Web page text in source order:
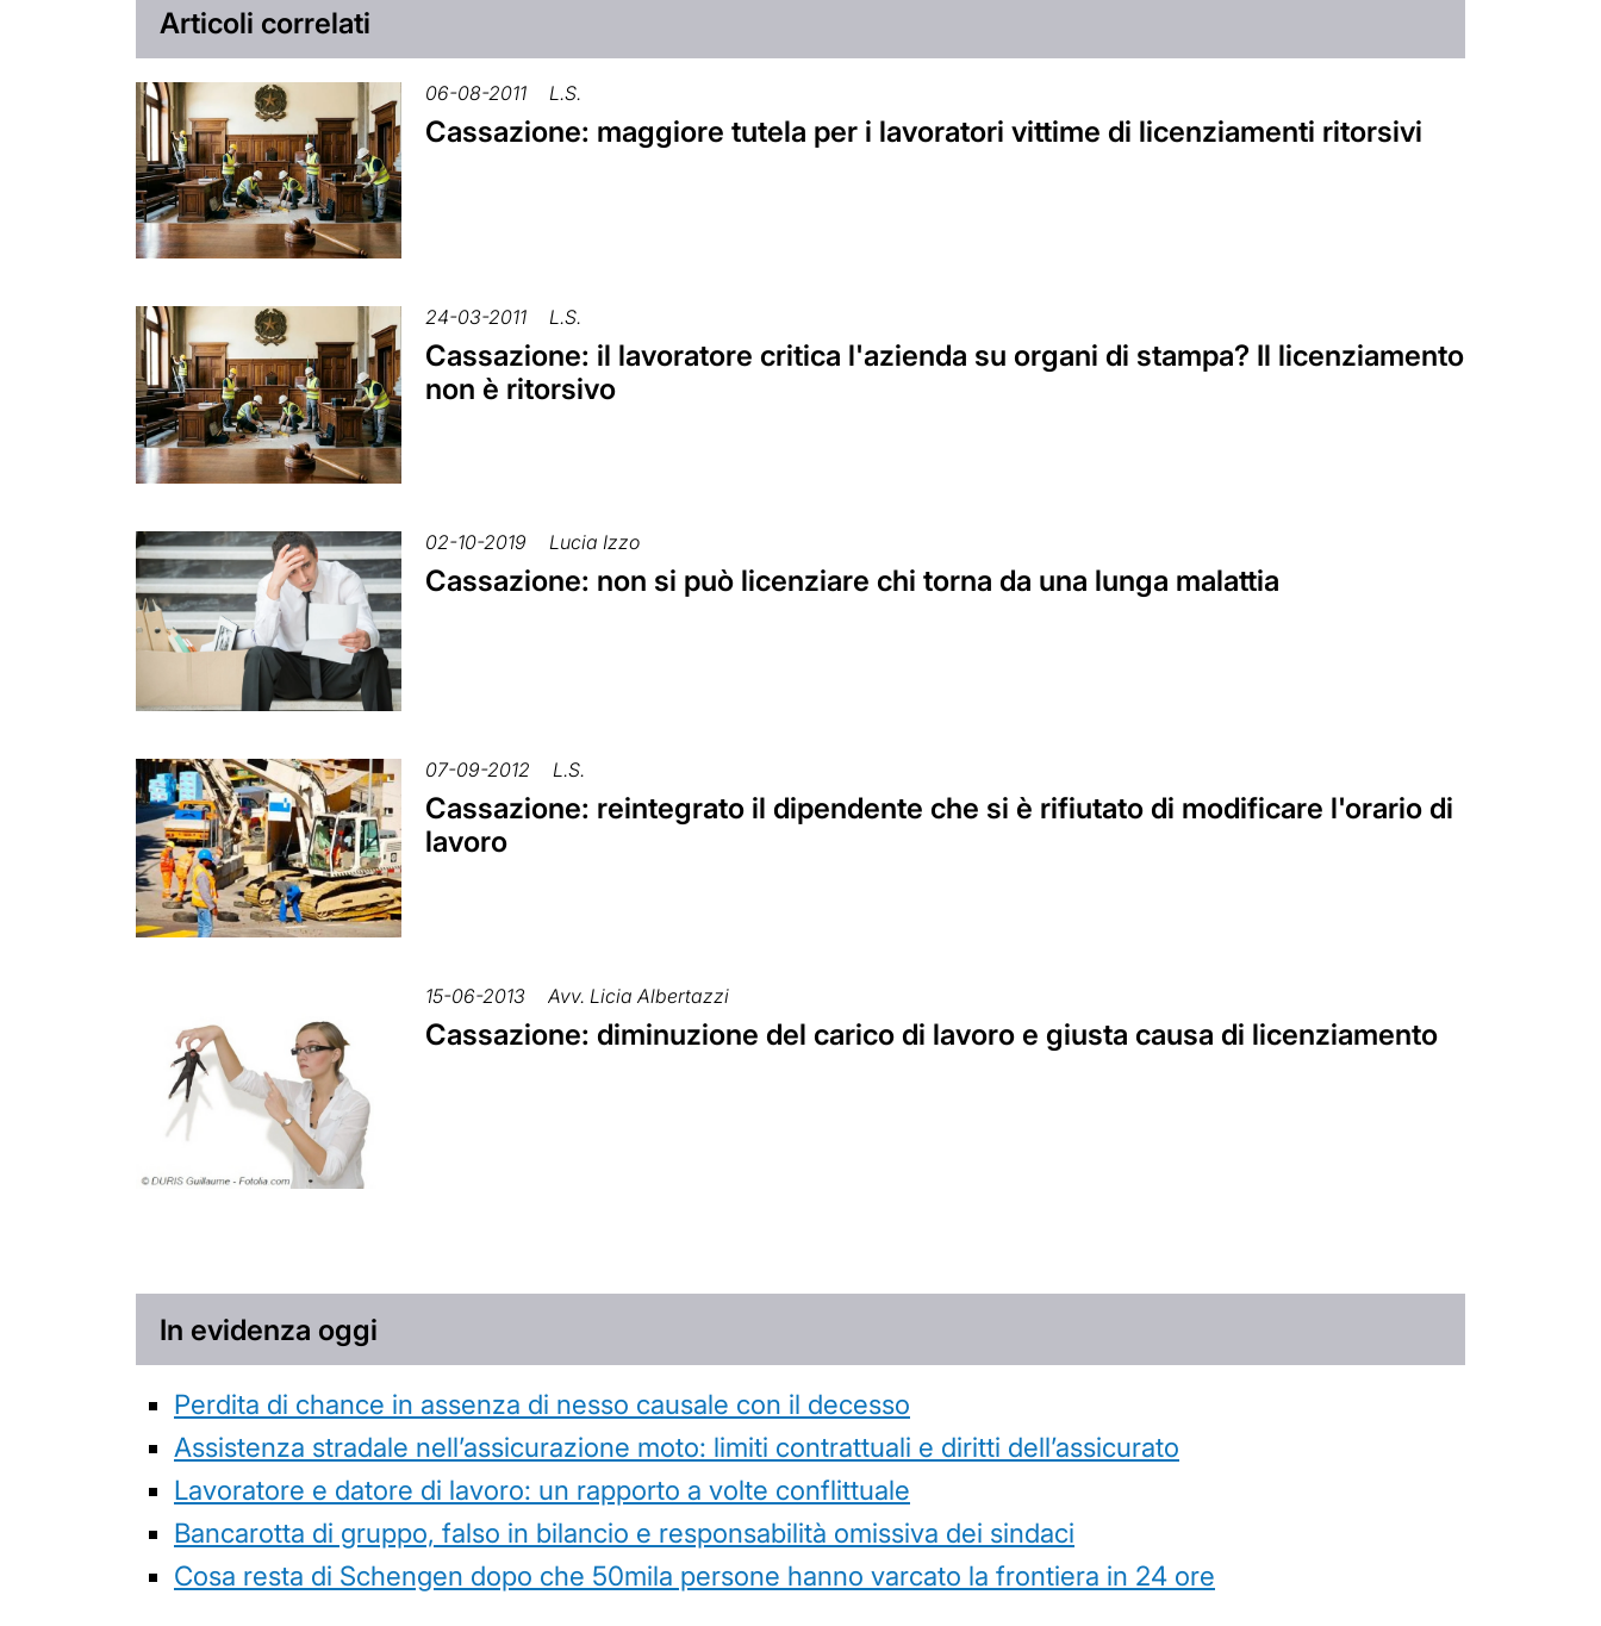
Articoli correlati
06-08-2011 L.S.
Cassazione: maggiore tutela per i lavoratori vittime di licenziamenti ritorsivi
24-03-2011 L.S.
Cassazione: il lavoratore critica l'azienda su organi di stampa? Il licenziamento
non è ritorsivo
02-10-2019 Lucia Izzo
Cassazione: non si può licenziare chi torna da una lunga malattia
07-09-2012 L.S.
Cassazione: reintegrato il dipendente che si è rifiutato di modificare l'orario di
lavoro
15-06-2013 Avv. Licia Albertazzi
Cassazione: diminuzione del carico di lavoro e giusta causa di licenziamento
In evidenza oggi
Perdita di chance in assenza di nesso causale con il decesso
Assistenza stradale nell’assicurazione moto: limiti contrattuali e diritti dell’assicurato
Lavoratore e datore di lavoro: un rapporto a volte conflittuale
Bancarotta di gruppo, falso in bilancio e responsabilità omissiva dei sindaci
Cosa resta di Schengen dopo che 50mila persone hanno varcato la frontiera in 24 ore